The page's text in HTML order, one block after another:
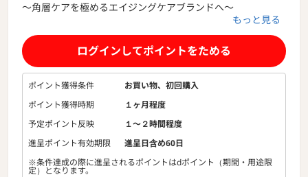
〜角層ケアを極めるエイジングケアブランドへ〜
ポーラ・オルビスグループの角層ケアブランド「ディセンシ
ア」から、
エイジングケアシリーズ「ayanasu（アヤナス）」の後継商
品、「DECENCIA（デイセンシア）」のご紹介です。
2022年秋、新登場。
「整った角層が美しい肌のお手本となる」という新たな発想
のもと、
ブランド誕生のきっかけとなった独自技術「ヴァイタサイク
ルヴェール」が進化。
社名を冠した「DECENCIA シリーズ」が販売開始。
もっと見る
ログインしてポイントをためる
ポイント獲得条件
お買い物、初回購入
ポイント獲得時期
１ヶ月程度
予定ポイント反映
１〜２時間程度
進呈ポイント有効期限
進呈日含め60日
※条件達成の際に進呈されるポイントはdポイント（期間・用途限
定）となります。